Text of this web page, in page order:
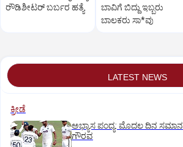
ರೌಡಿಶೀಟರ್ ಬರ್ಬರ ಹತ್ಯೆ
ಬಾವಿಗೆ ಬಿದ್ದು ಇಬ್ಬರು
ಬಾಲಕರು ಸಾ*ವು
LATEST NEWS
ಕ್ರೀಡೆ
ಅಭ್ಯಾಸ ಪಂದ್ಯ: ಮೊದಲ ದಿನ ಸಮಾನ
ಗೌರವ